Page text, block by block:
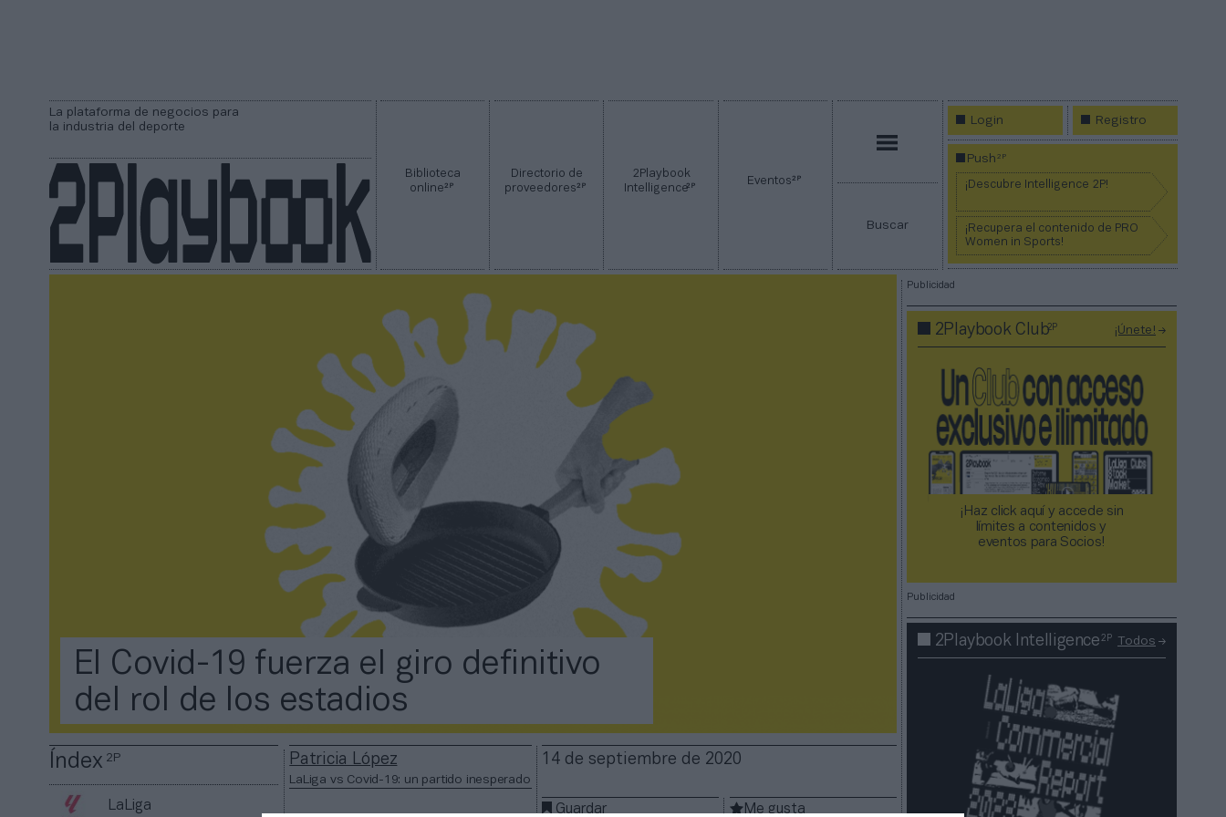
La plataforma de negocios para
la industria del deporte
Biblioteca
online2P
Directorio de
proveedores2P
2Playbook
Intelligence2P Eventos2P
Buscar
Login Registro
Push2P
¡Descubre Intelligence 2P!
¡Recupera el contenido de PRO
Women in Sports!
El Covid-19 fuerza el giro definitivo
del rol de los estadios
Índex2P
LaLiga
Patricia López
LaLiga vs Covid-19: un partido inesperado
14 de septiembre de 2020
Guardar Me gusta
Publicidad
2Playbook Club2P ¡Únete!
¡Haz click aquí y accede sin
límites a contenidos y
eventos para Socios!​​​​​​​
Publicidad
2Playbook Intelligence2P Todos